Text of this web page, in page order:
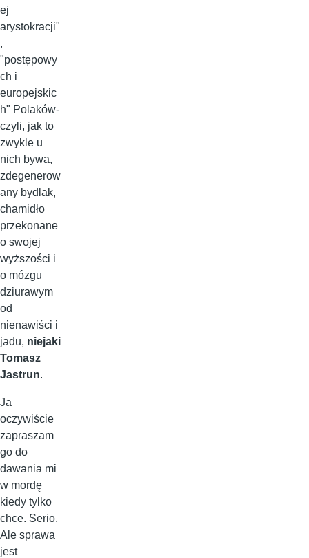
ej
arystokracji"
,
"postępowy
ch i
europejskic
h" Polaków-
czyli, jak to
zwykle u
nich bywa,
zdegenerow
any bydlak,
chamidło
przekonane
o swojej
wyższości i
o mózgu
dziurawym
od
nienawiści i
jadu, niejaki
Tomasz
Jastrun.
Ja
oczywiście
zapraszam
go do
dawania mi
w mordę
kiedy tylko
chce. Serio.
Ale sprawa
jest